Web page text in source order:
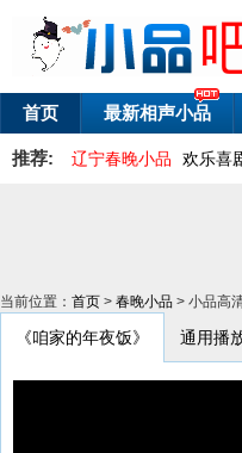
首页 最新相声小品
推荐: 辽宁春晚小品 欢乐喜
当前位置： 首页 > 春晚小品 > 小品高
《咱家的年夜饭》 通用播